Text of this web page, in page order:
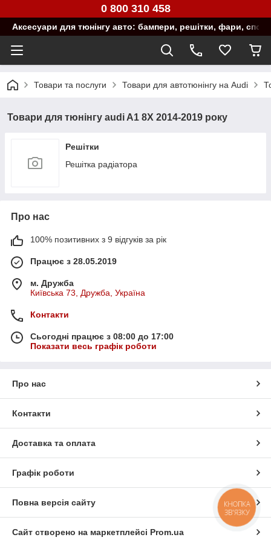
0 800 310 458
Аксесуари для тюнінгу авто: бампери, решітки, фари,
Товари та послуги Товари для автотюнінгу на Audi
Товари для тюнінгу audi A1 8X 2014-2019 року
Решітки
Решітка радіатора
Про нас
100% позитивних з 9 відгуків за рік
Працює з 28.05.2019
м. Дружба
Київська 73, Дружба, Україна
Контакти
Сьогодні працює з 08:00 до 17:00
Показати весь графік роботи
Про нас
Контакти
Доставка та оплата
Графік роботи
Повна версія сайту
Сайт створено на маркетплейсі Prom.ua
КНОПКА
ЗВ'ЯЗКУ